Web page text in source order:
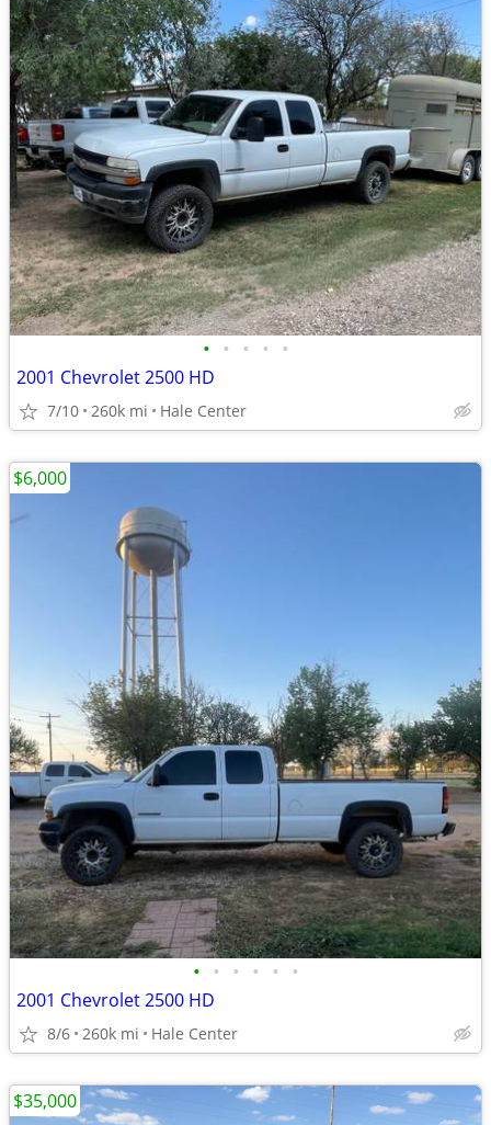
• • • • •
2001 Chevrolet 2500 HD
7/10 260k mi Hale Center
• • • • • •
2001 Chevrolet 2500 HD
8/6 260k mi Hale Center
$6,000
$35,000